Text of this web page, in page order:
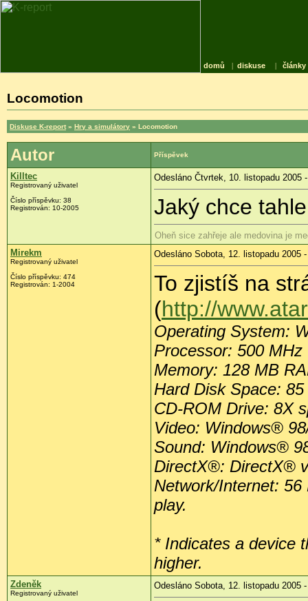
domů | diskuse | články
Locomotion
Diskuse K-report » Hry a simulátory » Locomotion
Autor Příspěvek
Killtec
Registrovaný uživatel
Číslo příspěvku: 38
Registrován: 10-2005
Odesláno Čtvrtek, 10. listopadu 2005
Jaký chce
Oheň sice zahřeje ale medovina je
Mirekm
Registrovaný uživatel
Číslo příspěvku: 474
Registrován: 1-2004
Odesláno Sobota, 12. listopadu 2005
To zjistíš na
(http://
Operating System:
Processor: 500
Memory: 128 MB
Hard Disk Space:
CD-ROM Drive: 8X
Video: Windows®
Sound: Windows®
DirectX®: DirectX®
Network/Internet:
play.
* Indicates a device
higher.
Zdeněk
Registrovaný uživatel
Odesláno Sobota, 12. listopadu 2005